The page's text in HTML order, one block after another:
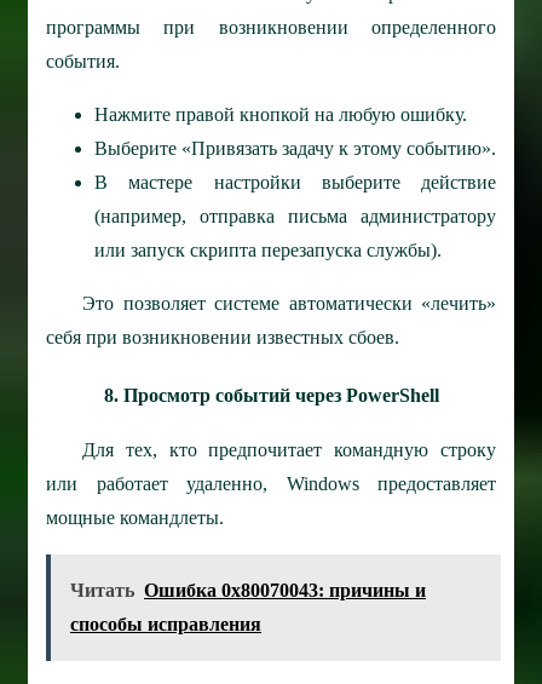
программы при возникновении определенного
события.
Нажмите правой кнопкой на любую ошибку.
Выберите «Привязать задачу к этому событию».
В мастере настройки выберите действие
(например, отправка письма администратору
или запуск скрипта перезапуска службы).
Это позволяет системе автоматически «лечить»
себя при возникновении известных сбоев.
8. Просмотр событий через PowerShell
Для тех, кто предпочитает командную строку
или работает удаленно, Windows предоставляет
мощные командлеты.
Читать Ошибка 0x80070043: причины и
способы исправления